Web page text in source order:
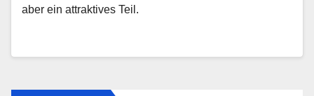
aber ein attraktives Teil.